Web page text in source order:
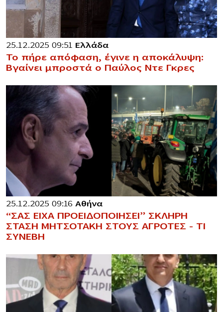
25.12.2025 09:51 Ελλάδα
Το πήρε απόφαση, έγινε η αποκάλυψη:
Βγαίνει μπροστά ο Παύλος Ντε Γκρες
25.12.2025 09:16 Αθήνα
“ΣΑΣ ΕΙΧΑ ΠΡΟΕΙΔΟΠΟΙΗΣΕΙ” ΣΚΛΗΡΗ
ΣΤΑΣΗ ΜΗΤΣΟΤΑΚΗ ΣΤΟΥΣ ΑΓΡΟΤΕΣ – ΤΙ
ΣΥΝΕΒΗ